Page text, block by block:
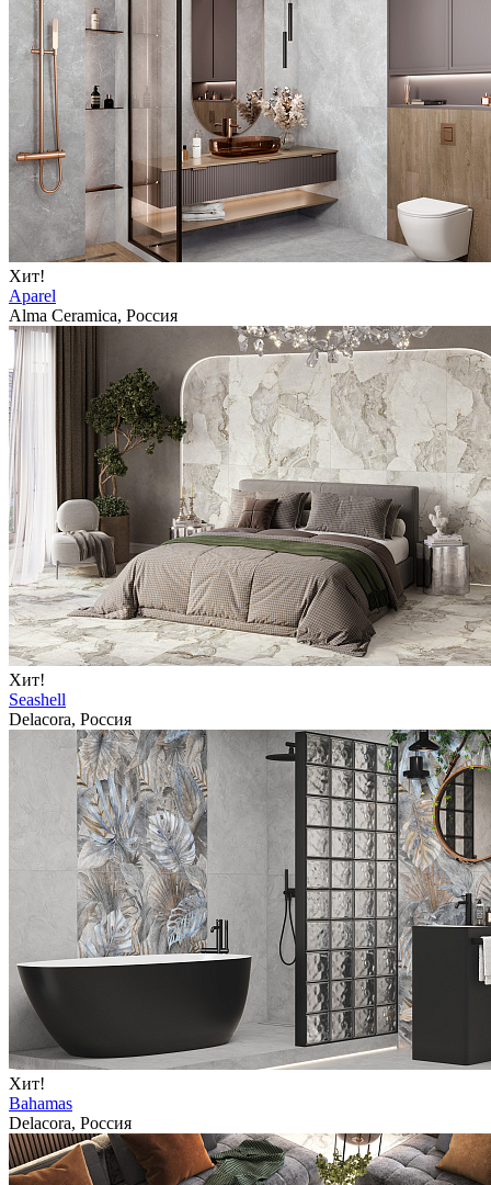
Хит!
Aparel
Alma Ceramica, Россия
Хит!
Seashell
Delacora, Россия
Хит!
Bahamas
Delacora, Россия